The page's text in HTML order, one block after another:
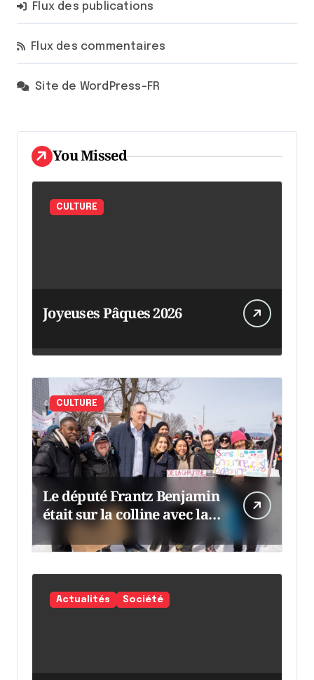
Flux des publications
Flux des commentaires
Site de WordPress-FR
You Missed
CULTURE
Joyeuses Pâques 2026
CULTURE
Le député Frantz Benjamin
était sur la colline avec la
chaumine
Actualités Société